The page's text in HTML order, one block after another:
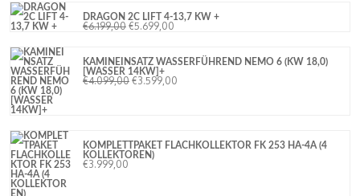
DRAGON 2C LIFT 4-13,7 KW +
€6.199,00 €5.699,00
KAMINEINSATZ WASSERFÜHREND NEMO 6 (KW 18,0)
[WASSER 14KW]+
€4.099,00 €3.599,00
KOMPLETTPAKET FLACHKOLLEKTOR FK 253 HA-4A (4
KOLLEKTOREN)
€3.999,00